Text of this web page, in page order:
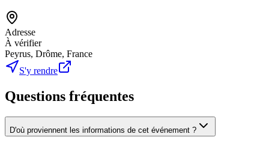
Adresse
À vérifier
Peyrus, Drôme, France
S'y rendre
Questions fréquentes
D'où proviennent les informations de cet événement ?